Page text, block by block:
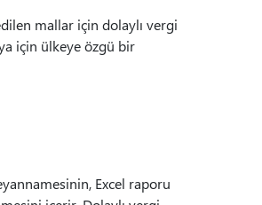
mallar için dolaylı vergi
için ülkeye özgü bir
Excel raporu